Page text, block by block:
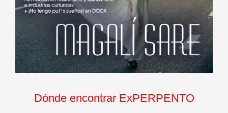
Dónde encontrar ExPERPENTO